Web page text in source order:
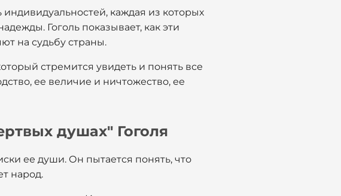
каждая из которых
Гоголь показывает, как эти
на судьбу страны.
стремится увидеть и понять все
ее величие и ничтожество, ее
душах" Гоголя
ее души. Он пытается понять, что
народ.